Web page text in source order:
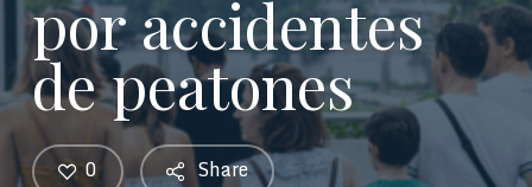
por accidentes
de peatones
Share
0